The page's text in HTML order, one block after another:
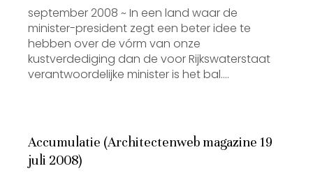
september 2008 ~ In een land waar de
minister-president zegt een beter idee te
hebben over de vórm van onze
kustverdediging dan de voor Rijkswaterstaat
verantwoordelijke minister is het bal.…
Accumulatie (Architectenweb magazine 19
juli 2008)